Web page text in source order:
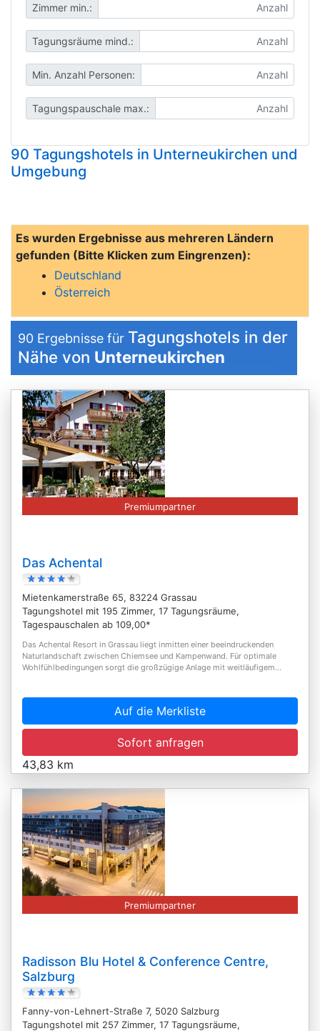
Zimmer min.:
Tagungsräume mind.:
Min. Anzahl Personen:
Tagungspauschale max.:
90 Tagungshotels in Unterneukirchen und
Umgebung
Es wurden Ergebnisse aus mehreren Ländern
gefunden (Bitte Klicken zum Eingrenzen):
Deutschland
Österreich
90 Ergebnisse für Tagungshotels in der
Nähe von Unterneukirchen
Premiumpartner
Das Achental
Mietenkamerstraße 65, 83224 Grassau
Tagungshotel mit 195 Zimmer, 17 Tagungsräume,
Tagespauschalen ab 109,00*
Das Achental Resort in Grassau liegt inmitten einer beeindruckenden
Naturlandschaft zwischen Chiemsee und Kampenwand. Für optimale
Wohlfühlbedingungen sorgt die großzügige Anlage mit weitläufigem...
Auf die Merkliste
Sofort anfragen
43,83 km
Premiumpartner
Radisson Blu Hotel & Conference Centre,
Salzburg
Fanny-von-Lehnert-Straße 7, 5020 Salzburg
Tagungshotel mit 257 Zimmer, 17 Tagungsräume,